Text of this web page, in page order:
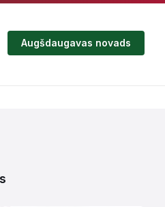
Augšdaugavas novads